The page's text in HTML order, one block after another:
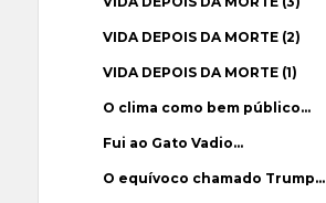
VIDA DEPOIS DA MORTE (2)
VIDA DEPOIS DA MORTE (1)
O clima como bem público…
Fui ao Gato Vadio…
O equívoco chamado Trump…